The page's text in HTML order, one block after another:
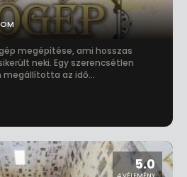
5.0
megépítése, ami hosszas
neki. Egy szerencsétlen
az idő...